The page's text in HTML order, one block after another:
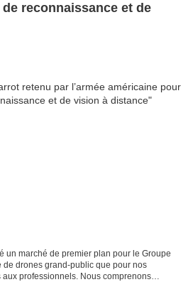
reconnaissance et de
un marché de premier plan pour le Groupe
de drones grand-public que pour nos
professionnels. Nous comprenons